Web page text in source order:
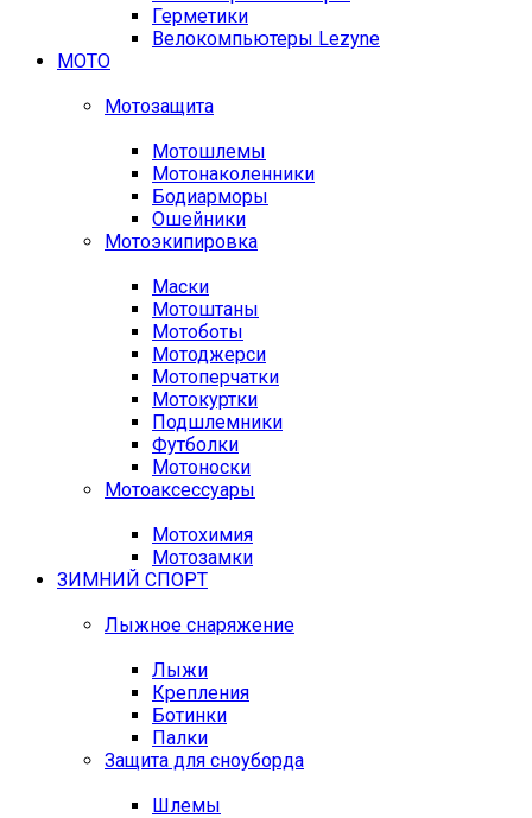
Герметики
Велокомпьютеры Lezyne
МОТО
Мотозащита
Мотошлемы
Мотонаколенники
Бодиарморы
Ошейники
Мотоэкипировка
Маски
Мотоштаны
Мотоботы
Мотоджерси
Мотоперчатки
Мотокуртки
Подшлемники
Футболки
Мотоноски
Мотоаксессуары
Мотохимия
Мотозамки
ЗИМНИЙ СПОРТ
Лыжное снаряжение
Лыжи
Крепления
Ботинки
Палки
Защита для сноуборда
Шлемы